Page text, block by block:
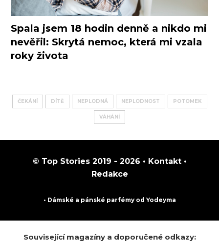
Spala jsem 18 hodin denně a nikdo mi
nevěřil: Skrytá nemoc, která mi vzala
roky života
ČEKÁNÍ DÍTĚ NEPLODNÁ NEPLODNOST POTOMEK
VÁHÁNÍ
© Top Stories 2019 - 2026 • Kontakt•
Redakce
• Dámské a pánské parfémyod Yodeyma
Související magazíny a doporučené odkazy: